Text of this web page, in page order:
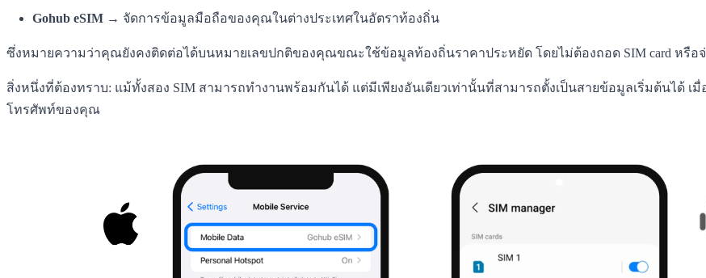
Gohub eSIM → จัดการข้อมูลมือถือของคุณในต่างประเทศในอัตราท้องถิ่น
ซึ่งหมายความว่าคุณยังคงติดต่อได้บนหมายเลขปกติของคุณขณะใช้ข้อมูลท้องถิ่นราคาประหยัด โดยไม่ต้องถอด SIM card หรือ
สิ่งหนึ่งที่ต้องทราบ: แม้ทั้งสอง SIM สามารถทำงานพร้อมกันได้ แต่มีเพียงอันเดียวเท่านั้นที่สามารถตั้งเป็นสายข้อมูลเริ่มต้นได้ เมื่
โทรศัพท์ของคุณ